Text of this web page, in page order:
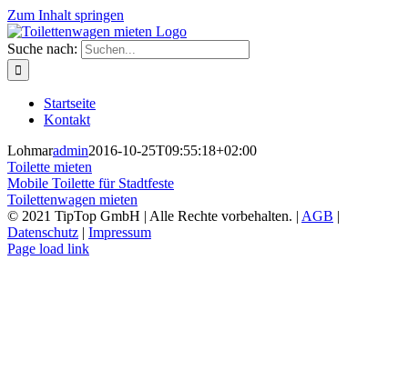
Zum Inhalt springen
Suche nach:
Startseite
Kontakt
Lohmaradmin2016-10-25T09:55:18+02:00
Toilette mieten
Mobile Toilette für Stadtfeste
Toilettenwagen mieten
© 2021 TipTop GmbH | Alle Rechte vorbehalten. | AGB |
Datenschutz | Impressum
Page load link